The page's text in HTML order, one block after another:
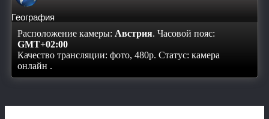
География
Расположение камеры: Австрия. Часовой пояс:
GMT+02:00
Качество трансляции: фото, 480p. Статус: камера
онлайн .